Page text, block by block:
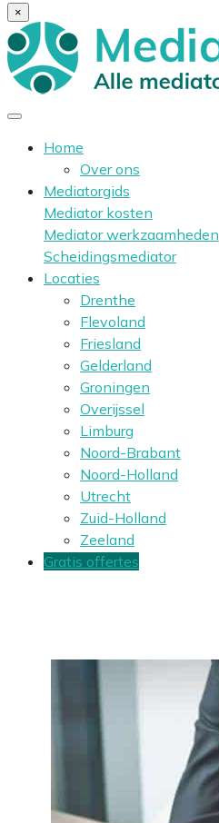
×
Home
Over ons
Mediatorgids
Mediator kosten
Mediator werkzaamheden
Scheidingsmediator
Locaties
Drenthe
Flevoland
Friesland
Gelderland
Groningen
Overijssel
Limburg
Noord-Brabant
Noord-Holland
Utrecht
Zuid-Holland
Zeeland
Gratis offertes